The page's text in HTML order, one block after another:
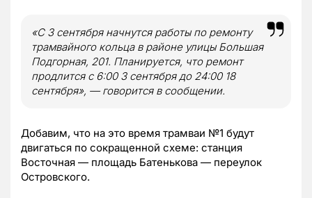
«С 3 сентября начнутся работы по ремонту
трамвайного кольца в районе улицы Большая
Подгорная, 201. Планируется, что ремонт
продлится с 6:00 3 сентября до 24:00 18
сентября», — говорится в сообщении.
Добавим, что на это время трамваи №1 будут
двигаться по сокращенной схеме: станция
Восточная — площадь Батенькова — переулок
Островского.